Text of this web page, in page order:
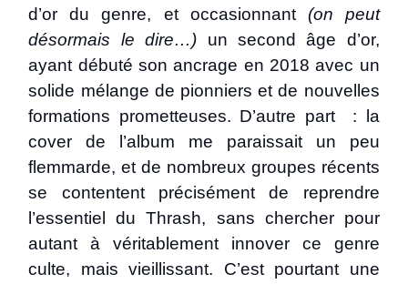
d’or du genre, et occasionnant (on peut
désormais le dire…) un second âge d’or,
ayant débuté son ancrage en 2018 avec un
solide mélange de pionniers et de nouvelles
formations prometteuses. D’autre part : la
cover de l’album me paraissait un peu
flemmarde, et de nombreux groupes récents
se contentent précisément de reprendre
l’essentiel du Thrash, sans chercher pour
autant à véritablement innover ce genre
culte, mais vieillissant. C’est pourtant une